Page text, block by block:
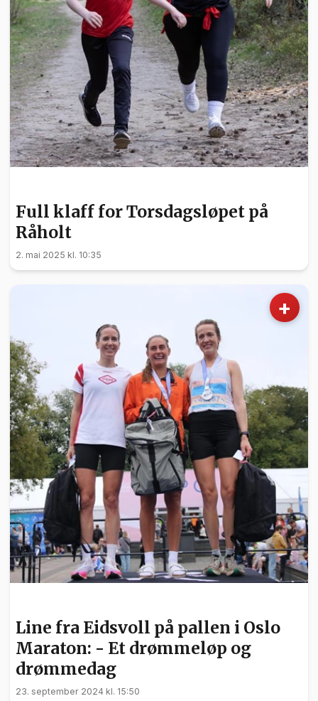
Full klaff for Torsdagsløpet på
Råholt
2. mai 2025 kl. 10:35
+
Line fra Eidsvoll på pallen i Oslo
Maraton: - Et drømmeløp og
drømmedag
23. september 2024 kl. 15:50